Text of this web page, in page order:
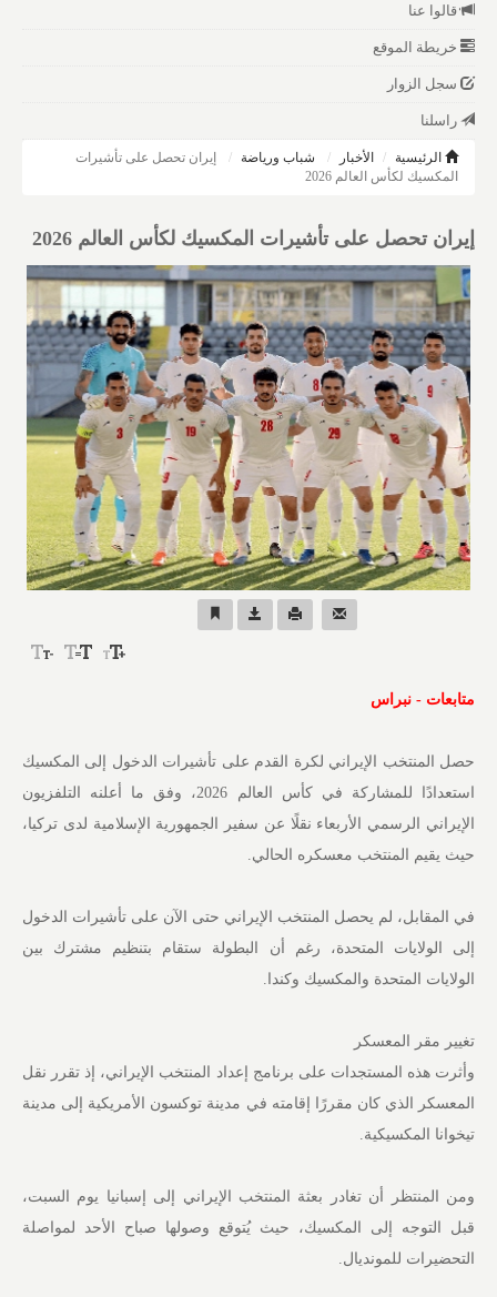
قالوا عنا
خريطة الموقع
سجل الزوار
راسلنا
الرئيسية الأخبار شباب ورياضة
إيران تحصل على تأشيرات
المكسيك لكأس العالم 2026
إيران تحصل على تأشيرات المكسيك لكأس العالم 2026
متابعات - نبراس
حصل المنتخب الإيراني لكرة القدم على تأشيرات الدخول إلى المكسيك
استعدادًا للمشاركة في كأس العالم 2026، وفق ما أعلنه التلفزيون
الإيراني الرسمي الأربعاء نقلًا عن سفير الجمهورية الإسلامية لدى تركيا،
حيث يقيم المنتخب معسكره الحالي.
في المقابل، لم يحصل المنتخب الإيراني حتى الآن على تأشيرات الدخول
إلى الولايات المتحدة، رغم أن البطولة ستقام بتنظيم مشترك بين
الولايات المتحدة والمكسيك وكندا.
تغيير مقر المعسكر
وأثرت هذه المستجدات على برنامج إعداد المنتخب الإيراني، إذ تقرر نقل
المعسكر الذي كان مقررًا إقامته في مدينة توكسون الأمريكية إلى مدينة
تيخوانا المكسيكية.
ومن المنتظر أن تغادر بعثة المنتخب الإيراني إلى إسبانيا يوم السبت،
قبل التوجه إلى المكسيك، حيث يُتوقع وصولها صباح الأحد لمواصلة
التحضيرات للمونديال.